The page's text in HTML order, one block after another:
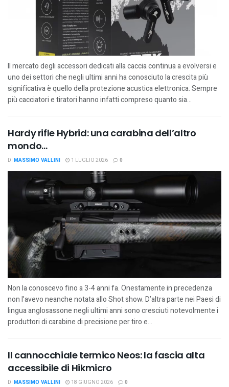
Il mercato degli accessori dedicati alla caccia continua a evolversi e
uno dei settori che negli ultimi anni ha conosciuto la crescita più
significativa è quello della protezione acustica elettronica. Sempre
più cacciatori e tiratori hanno infatti compreso quanto sia...
Hardy rifle Hybrid: una carabina dell’altro
mondo…
DI MASSIMO VALLINI 1 LUGLIO 2026 0
Non la conoscevo fino a 3-4 anni fa. Onestamente in precedenza
non l’avevo neanche notata allo Shot show. D’altra parte nei Paesi di
lingua anglosassone negli ultimi anni sono cresciuti notevolmente i
produttori di carabine di precisione per tiro e...
Il cannocchiale termico Neos: la fascia alta
accessibile di Hikmicro
DI MASSIMO VALLINI 18 GIUGNO 2026 0